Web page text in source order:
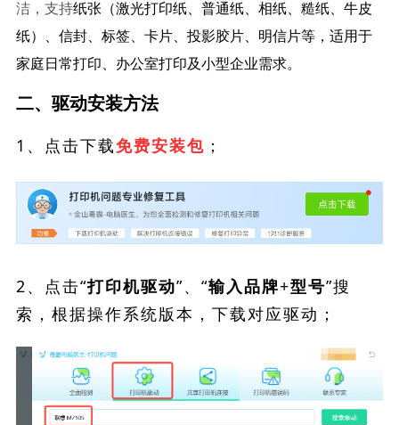
洁，支持纸张（激光打印纸、普通纸、相纸、糙纸、牛皮
纸）、信封、标签、卡片、投影胶片、明信片等， 适用于
家庭日常打印、办公室打印及小型企业需求。
二、驱动安装方法
1、点击下载免费安装包 ；
2、点击“打印机驱动”、“输入品牌+型号”搜
索，根据操作系统版本，下载对应驱动；